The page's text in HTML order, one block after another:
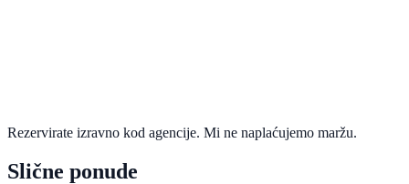
Rezervirate izravno kod agencije. Mi ne naplaćujemo maržu.
Slične ponude